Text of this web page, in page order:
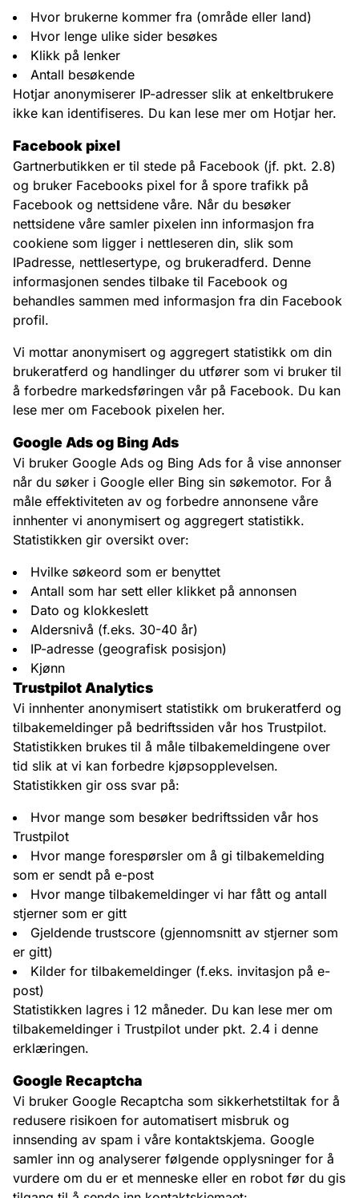
Hvor brukerne kommer fra (område eller land)
Hvor lenge ulike sider besøkes
Klikk på lenker
Antall besøkende
Hotjar anonymiserer IP-adresser slik at enkeltbrukere
ikke kan identifiseres. Du kan lese mer om Hotjar her.
Facebook pixel
Gartnerbutikken er til stede på Facebook (jf. pkt. 2.8)
og bruker Facebooks pixel for å spore trafikk på
Facebook og nettsidene våre. Når du besøker
nettsidene våre samler pixelen inn informasjon fra
cookiene som ligger i nettleseren din, slik som
IPadresse, nettlesertype, og brukeradferd. Denne
informasjonen sendes tilbake til Facebook og
behandles sammen med informasjon fra din Facebook
profil.
Vi mottar anonymisert og aggregert statistikk om din
brukeratferd og handlinger du utfører som vi bruker til
å forbedre markedsføringen vår på Facebook. Du kan
lese mer om Facebook pixelen her.
Google Ads og Bing Ads
Vi bruker Google Ads og Bing Ads for å vise annonser
når du søker i Google eller Bing sin søkemotor. For å
måle effektiviteten av og forbedre annonsene våre
innhenter vi anonymisert og aggregert statistikk.
Statistikken gir oversikt over:
Hvilke søkeord som er benyttet
Antall som har sett eller klikket på annonsen
Dato og klokkeslett
Aldersnivå (f.eks. 30-40 år)
IP-adresse (geografisk posisjon)
Kjønn
Trustpilot Analytics
Vi innhenter anonymisert statistikk om brukeratferd og
tilbakemeldinger på bedriftssiden vår hos Trustpilot.
Statistikken brukes til å måle tilbakemeldingene over
tid slik at vi kan forbedre kjøpsopplevelsen.
Statistikken gir oss svar på:
Hvor mange som besøker bedriftssiden vår hos
Trustpilot
Hvor mange forespørsler om å gi tilbakemelding
som er sendt på e-post
Hvor mange tilbakemeldinger vi har fått og antall
stjerner som er gitt
Gjeldende trustscore (gjennomsnitt av stjerner som
er gitt)
Kilder for tilbakemeldinger (f.eks. invitasjon på e-
post)
Statistikken lagres i 12 måneder. Du kan lese mer om
tilbakemeldinger i Trustpilot under pkt. 2.4 i denne
erklæringen.
Google Recaptcha
Vi bruker Google Recaptcha som sikkerhetstiltak for å
redusere risikoen for automatisert misbruk og
innsending av spam i våre kontaktskjema. Google
samler inn og analyserer følgende opplysninger for å
vurdere om du er et menneske eller en robot før du gis